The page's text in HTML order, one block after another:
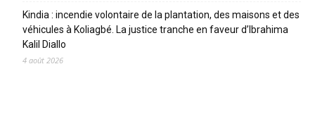
Kindia : incendie volontaire de la plantation, des maisons et des
véhicules à Koliagbé. La justice tranche en faveur d’Ibrahima
Kalil Diallo
4 août 2026